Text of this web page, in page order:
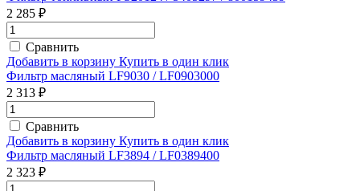
2 285 ₽
Сравнить
Добавить в корзину Купить в один клик
Фильтр масляный LF9030 / LF0903000
2 313 ₽
Сравнить
Добавить в корзину Купить в один клик
Фильтр масляный LF3894 / LF0389400
2 323 ₽